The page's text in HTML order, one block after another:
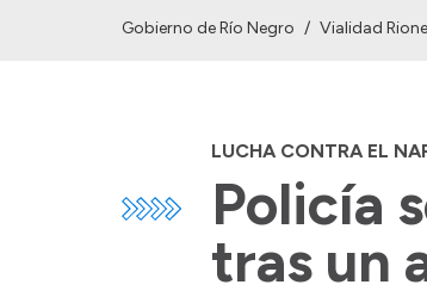
Gobierno de Río Negro / Vialidad
LUCHA CONTRA EL
Policía
tras un